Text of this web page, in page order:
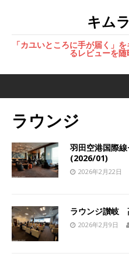
キム
「カユいところに手が届く」
るレビューを
ラウンジ
羽田空港国際
(2026/01)
2026年2月22日
ラウンジ讃岐
2026年2月9日